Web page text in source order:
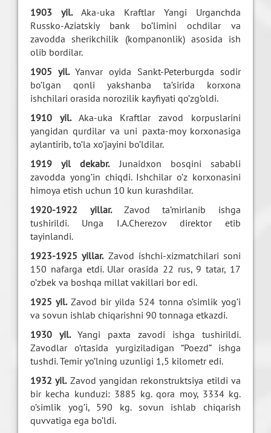
1903 yil. Aka-uka Kraftlar Yangi Urganchda
Russko-Aziatskiy bank bo’limini ochdilar va
zavodda sherikchilik (kompanonlik) asosida ish
olib bordilar.
1905 yil. Yanvar oyida Sankt-Peterburgda sodir
bo’lgan qonli yakshanba ta’sirida korxona
ishchilari orasida norozilik kayfiyati qo’zg’oldi.
1910 yil. Aka-uka Kraftlar zavod korpuslarini
yangidan qurdilar va uni paxta-moy korxonasiga
aylantirib, to’la xo’jayini bo’ldilar.
1919 yil dekabr.Junaidxon bosqini sababli
zavodda yong’in chiqdi. Ishchilar o’z korxonasini
himoya etish uchun 10 kun kurashdilar.
1920-1922 yillar. Zavod ta’mirlanib ishga
tushirildi. Unga I.A.Cherezov direktor etib
tayinlandi.
1923-1925 yillar.Zavod ishchi-xizmatchilari soni
150 nafarga etdi. Ular orasida 22 rus, 9 tatar, 17
o’zbek va boshqa millat vakillari bor edi.
1925 yil. Zavod bir yilda 524 tonna o’simlik yog’i
va sovun ishlab chiqarishni 90 tonnaga etkazdi.
1930 yil. Yangi paxta zavodi ishga tushirildi.
Zavodlar o’rtasida yurgiziladigan “Poezd” ishga
tushdi. Temir yo’lning uzunligi 1,5 kilometr edi.
1932 yil.Zavod yangidan rekonstruktsiya etildi va
bir kecha kunduzi: 3885 kg. qora moy, 3334 kg.
o’simlik yog’i, 590 kg. sovun ishlab chiqarish
quvvatiga ega bo’ldi.